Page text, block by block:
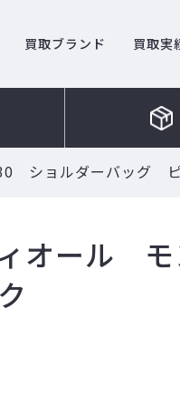
買取ブランド 買取実
ショルダーバッグ
オール